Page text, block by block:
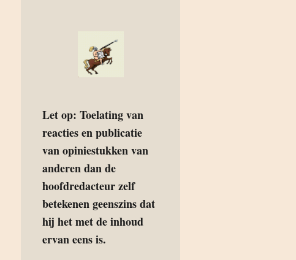
Let op: Toelating van
reacties en publicatie
van opiniestukken van
anderen dan de
hoofdredacteur zelf
betekenen geenszins dat
hij het met de inhoud
ervan eens is.